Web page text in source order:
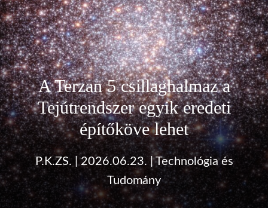
A Terzan 5 csillaghalmaz a
Tejútrendszer egyik eredeti
építőköve lehet
P.K.ZS.|2026.06.23.|Technológia és
Tudomány